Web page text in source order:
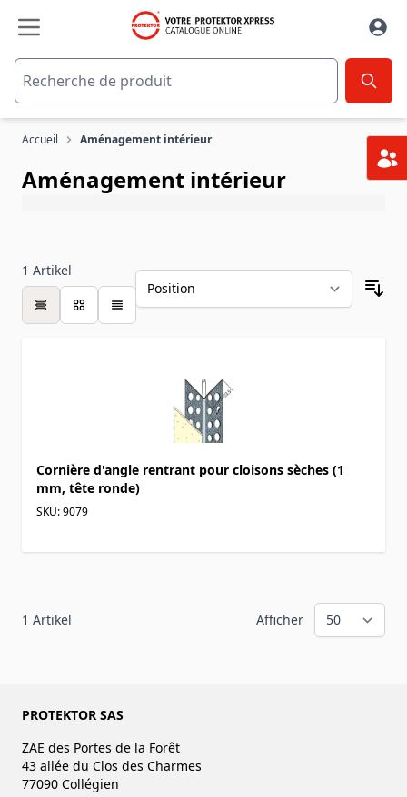
Accueil Aménagement intérieur
Aménagement intérieur
1 Artikel
table
Cornière d'angle rentrant pour cloisons sèches (1
mm, tête ronde)
SKU: 9079
1 Artikel Afficher
PROTEKTOR SAS
ZAE des Portes de la Forêt
43 allée du Clos des Charmes
77090 Collégien